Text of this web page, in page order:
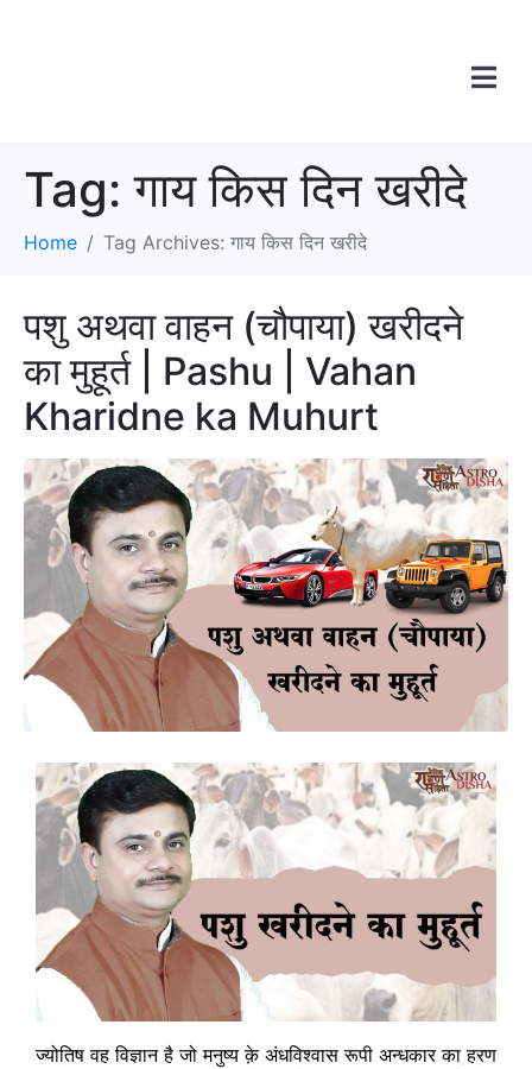
Tag:गाय किस दिन खरीदे
Home Tag Archives: गाय किस दिन खरीदे
पशु अथवा वाहन (चौपाया) खरीदने
का मुहूर्त | Pashu | Vahan
Kharidne ka Muhurt
ज्योतिष वह विज्ञान है जो मनुष्य क़े अंधविश्वास रूपी अन्धकार का हरण